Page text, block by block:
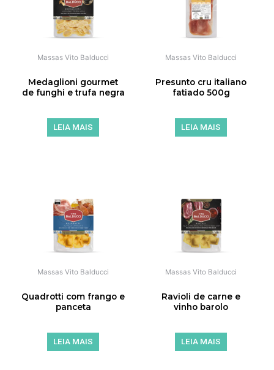
Massas Vito Balducci
Medaglioni gourmet
de funghi e trufa negra
LEIA MAIS
Massas Vito Balducci
Presunto cru italiano
fatiado 500g
LEIA MAIS
Massas Vito Balducci
Quadrotti com frango e
panceta
LEIA MAIS
Massas Vito Balducci
Ravioli de carne e
vinho barolo
LEIA MAIS